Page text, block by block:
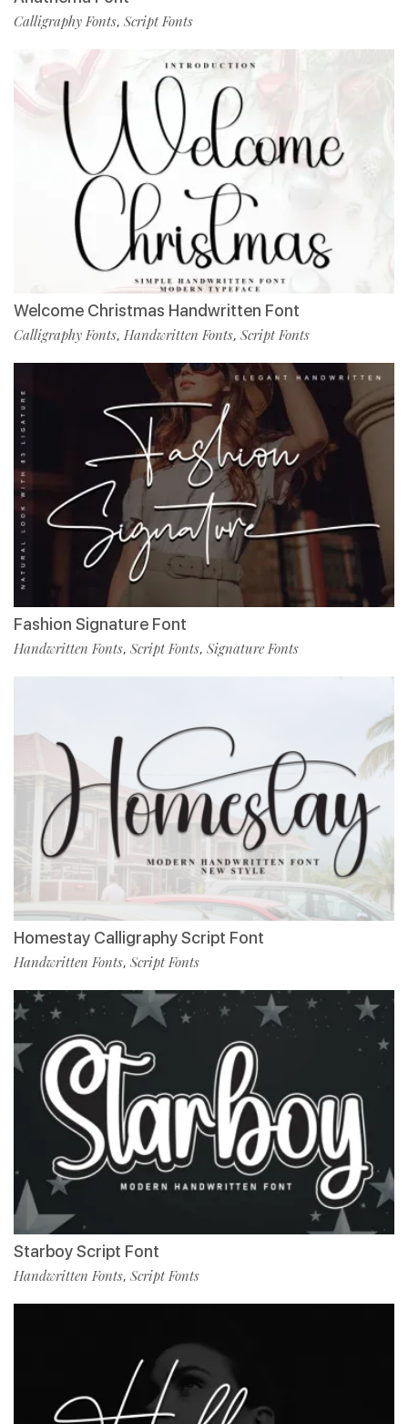
Calligraphy Fonts, Script Fonts
Welcome Christmas Handwritten Font
Calligraphy Fonts, Handwritten Fonts, Script Fonts
Fashion Signature Font
Handwritten Fonts, Script Fonts, Signature Fonts
Homestay Calligraphy Script Font
Handwritten Fonts, Script Fonts
Starboy Script Font
Handwritten Fonts, Script Fonts